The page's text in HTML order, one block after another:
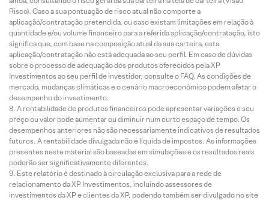
Risco). Caso a sua pontuação de risco atual não comporte a
aplicação/contratação pretendida, ou caso existam limitações em relação à
quantidade e/ou volume financeiro para a referida aplicação/contratação, isto
significa que, com base na composição atual da sua carteira, esta
aplicação/contratação não está adequada ao seu perfil. Em caso de dúvidas
sobre o processo de adequação dos produtos oferecidos pela XP
Investimentos ao seu perfil de investidor, consulte o FAQ. As condições de
mercado, mudanças climáticas e o cenário macroeconômico podem afetar o
desempenho do investimento.
A rentabilidade de produtos financeiros pode apresentar variações e seu
preço ou valor pode aumentar ou diminuir num curto espaço de tempo. Os
desempenhos anteriores não são necessariamente indicativos de resultados
futuros. A rentabilidade divulgada não é líquida de impostos. As informações
presentes neste material são baseadas em simulações e os resultados reais
poderão ser significativamente diferentes.
Este relatório é destinado à circulação exclusiva para a rede de
relacionamento da XP Investimentos, incluindo assessores de
investimentos da XP e clientes da XP, podendo também ser divulgado no site